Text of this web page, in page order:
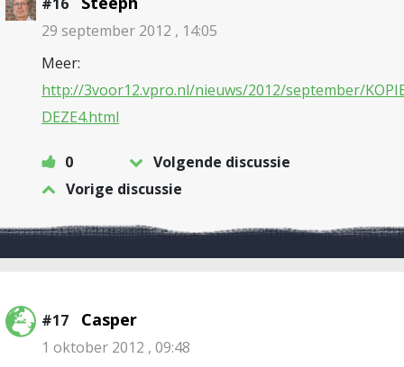
29 september 2012 , 14:05
Meer:
http://3voor12.vpro.nl/nieuws/2012/september/
DEZE4.html
0
Volgende discussie
Vorige discussie
#17 Casper
1 oktober 2012 , 09:48